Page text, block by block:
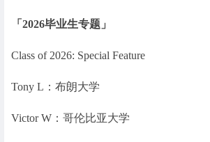
「2026毕业生专题」
Class of 2026: Special Feature
Tony L：布朗大学
Victor W：哥伦比亚大学